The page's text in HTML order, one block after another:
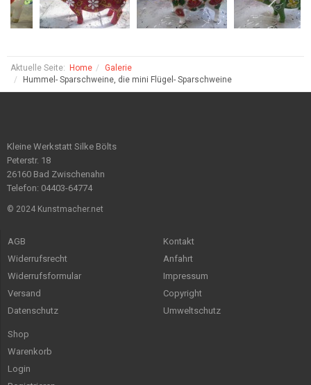
Aktuelle Seite: Home
Galerie
Hummel- Sparschweine, die mini Flügel- Sparschweine
Kleine Werkstatt Silke Bölts
Peterstr. 18
26160 Bad Zwischenahn
Telefon: 04403-64774
© 2024 Kunstmacher.net
AGB
Widerrufsrecht
Widerrufsformular
Versand
Datenschutz
Kontakt
Anfahrt
Impressum
Copyright
Umweltschutz
Shop
Warenkorb
Login